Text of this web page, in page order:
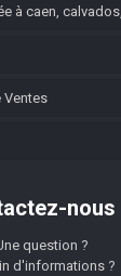
à caen,
Ventes
nous
question ?
d'informations ?